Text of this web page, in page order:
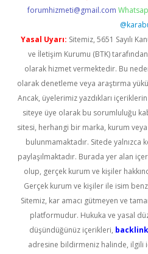
forumhizmeti@gmail.com
Yasal Uyarı: Sitemiz, 5651 Sayılı
ve İletişim Kurumu (BTK)
olarak hizmet vermektedir. Bu
olarak denetleme veya araştırma
Ancak, üyelerimiz yazdıkları
siteye üye olarak bu sorumluluğu
sitesi, herhangi bir marka, kurum veya
bulunmamaktadır. Sitede yalnızca
paylaşılmaktadır. Burada yer alan
olup, gerçek kurum ve kişiler
Gerçek kurum ve kişiler ile isim
Sitemiz, kar amacı gütmeyen ve
platformudur. Hukuka ve yasal
düşündüğünüz içerikleri,
adresine bildirmeniz halinde, ilgili